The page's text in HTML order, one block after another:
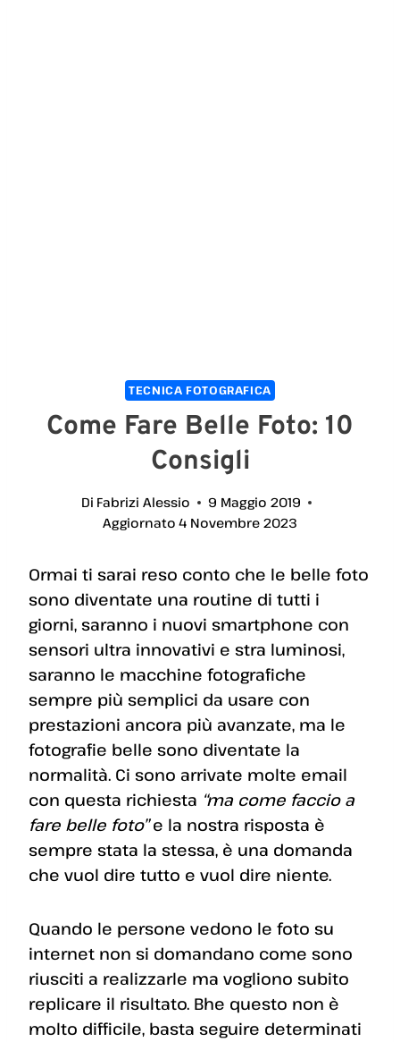
TECNICA FOTOGRAFICA
Come Fare Belle Foto: 10
Consigli
Di Fabrizi Alessio
9 Maggio 2019
Aggiornato 4 Novembre 2023
Ormai ti sarai reso conto che le belle foto
sono diventate una routine di tutti i
giorni, saranno i nuovi smartphone con
sensori ultra innovativi e stra luminosi,
saranno le macchine fotografiche
sempre più semplici da usare con
prestazioni ancora più avanzate, ma le
fotografie belle sono diventate la
normalità. Ci sono arrivate molte email
con questa richiesta “ma come faccio a
fare belle foto”e la nostra risposta è
sempre stata la stessa, è una domanda
che vuol dire tutto e vuol dire niente.
Quando le persone vedono le foto su
internet non si domandano come sono
riusciti a realizzarle ma vogliono subito
replicare il risultato. Bhe questo non è
molto difficile, basta seguire determinati